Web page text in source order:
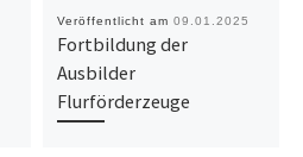
Veröffentlicht am 09.01.2025
Fortbildung der
Ausbilder
Flurförderzeuge